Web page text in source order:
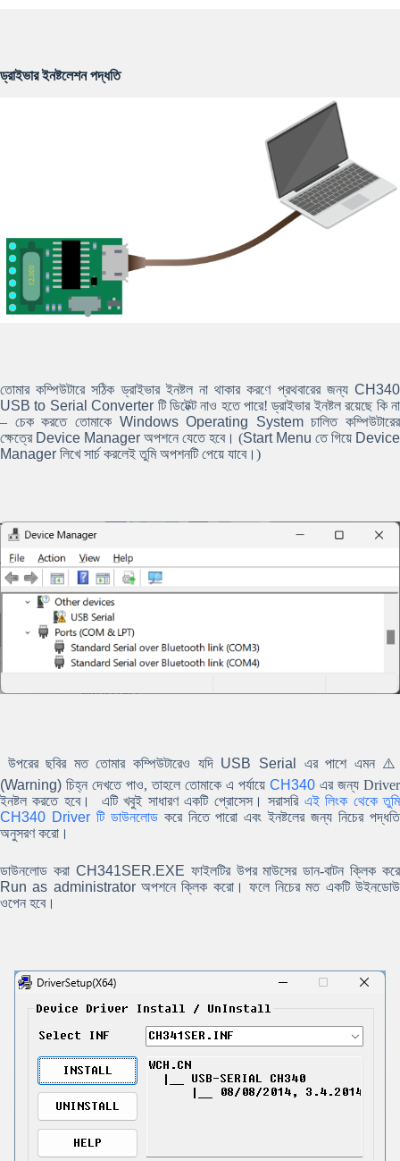
ড্রাইভার ইনষ্টলেশন পদ্ধতি
তোমার কম্পিউটারে সঠিক ড্রাইভার ইনষ্টল না থাকার করণে প্রথবারের জন্য CH340
USB to Serial Converter টি ডিটেক্ট নাও হতে পারে! ড্রাইভার ইনষ্টল রয়েছে কি না
– চেক করতে তোমাকে Windows Operating Systemচালিত কম্পিউটারের
ক্ষেত্রে Device Manager অপশনে যেতে হবে। (Start Menu তে গিয়ে Device
Manager লিখে সার্চ করলেই তুমি অপশনটি পেয়ে যাবে।)
উপরের ছবির মত তোমার কম্পিউটারেও যদি USB Serial
এর পাশে এমন ⚠️
(Warning) চিহ্ন দেখতে পাও, তাহলে তোমাকে এ পর্যায়ে CH340 এর জন্য Driver
ইনষ্টল করতে হবে। এটি খবুই সাধারণ একটি প্রোসেস। সরাসরি এই লিংক থেকে তুমি
CH340 Driverটি ডাউনলোডকরে নিতে পারো এবং ইনষ্টলের জন্য নিচের পদ্ধতি
অনুসরণ করো।
ডাউনলোড করাCH341SER.EXE ফাইলটির উপর মাউসের ডান-বাটন ক্লিক করে
Run as administratorঅপশনে ক্লিক করো। ফলে নিচের মত একটি উইনডোউ
ওপেন হবে।